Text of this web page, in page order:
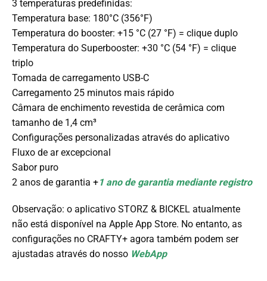
3 temperaturas predefinidas:
Temperatura base: 180°C (356°F)
Temperatura do booster: +15 °C (27 °F) = clique duplo
Temperatura do Superbooster: +30 °C (54 °F) = clique
triplo
Tomada de carregamento USB-C
Carregamento 25 minutos mais rápido
Câmara de enchimento revestida de cerâmica com
tamanho de 1,4 cm³
Configurações personalizadas através do aplicativo
Fluxo de ar excepcional
Sabor puro
2 anos de garantia +1 ano de garantia mediante registro
Observação: o aplicativo STORZ & BICKEL atualmente
não está disponível na Apple App Store. No entanto, as
configurações no CRAFTY+ agora também podem ser
ajustadas através do nosso WebApp